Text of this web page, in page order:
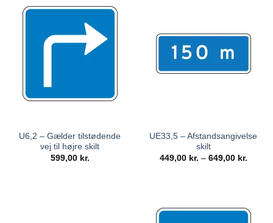
U6,2 – Gælder tilstødende
vej til højre skilt
599,00 kr.
UE33,5 – Afstandsangivelse
skilt
449,00 kr. – 649,00 kr.